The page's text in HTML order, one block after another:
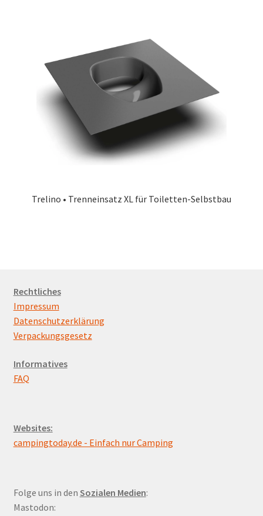
Trelino • Trenneinsatz XL für Toiletten-Selbstbau
Rechtliches
Impressum
Datenschutzerklärung
Verpackungsgesetz
Informatives
FAQ
Websites:
campingtoday.de - Einfach nur Camping
Folge uns in den Sozialen Medien:
Mastodon: